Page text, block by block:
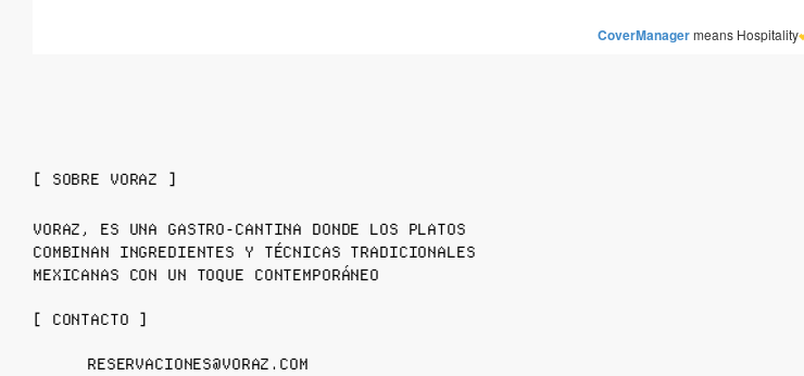
[ SOBRE VORAZ ]
VORAZ, ES UNA GASTRO-CANTINA DONDE LOS PLATOS
COMBINAN INGREDIENTES Y TÉCNICAS TRADICIONALES
MEXICANAS CON UN TOQUE CONTEMPORÁNEO
[ CONTACTO ]
RESERVACIONES@VORAZ.COM